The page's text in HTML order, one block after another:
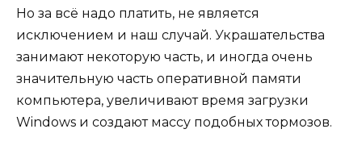
Но за всё надо платить, не является
исключением и наш случай. Украшательства
занимают некоторую часть, и иногда очень
значительную часть оперативной памяти
компьютера, увеличивают время загрузки
Windows и создают массу подобных тормозов.